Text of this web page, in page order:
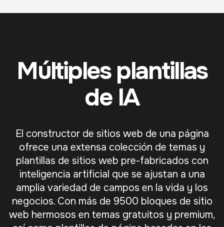
Múltiples plantillas
de IA
El constructor de sitios web de una página
ofrece una extensa colección de temas y
plantillas de sitios web pre-fabricados con
inteligencia artificial que se ajustan a una
amplia variedad de campos en la vida y los
negocios. Con más de 9500 bloques de sitio
web hermosos en temas gratuitos y premium,